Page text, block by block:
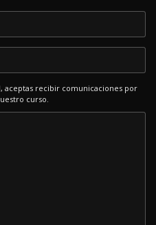
recibir comunicaciones por
curso.